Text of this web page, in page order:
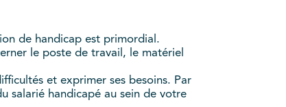
de handicap est primordial.
le poste de travail, le matériel
et exprimer ses besoins. Par
salarié handicapé au sein de votre